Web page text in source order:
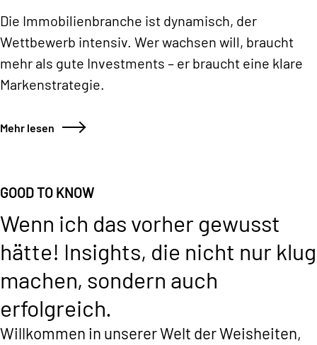
Die Immobilienbranche ist dynamisch, der
Wettbewerb intensiv. Wer wachsen will, braucht
mehr als gute Investments – er braucht eine klare
Markenstrategie.
Mehr lesen
GOOD TO KNOW
Wenn ich das vorher gewusst
hätte! Insights, die nicht nur klug
machen, sondern auch
erfolgreich.
Willkommen in unserer Welt der Weisheiten,